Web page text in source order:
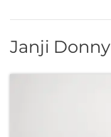
Janji Donny